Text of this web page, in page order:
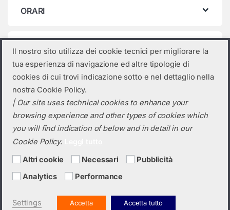
ORARI
Categorie prodotto
Seleziona una categoria
Hai bisogno di un preventivo?
+39 0423 6326
Il nostro sito utilizza dei cookie tecnici per migliorare la
tua esperienza di navigazione ed altre tipologie di
cookies di cui trovi indicazione sotto e nel dettaglio nella
nostra Cookie Policy.
| Our site uses technical cookies to enhance your
browsing experience and other types of cookies which
you will find indication of below and in detail in our
Cookie Policy.
Altri cookie Necessari
Pubblicità
Analytics
Performance
Settings Accetta Accetta tutto